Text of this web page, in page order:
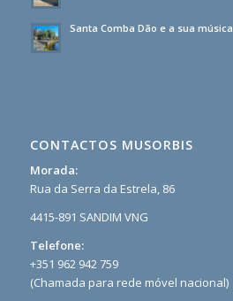
Santa Comba Dão e a sua música
CONTACTOS MUSORBIS
Morada:
Rua da Serra da Estrela, 86
4415-891 SANDIM VNG
Telefone:
+351 962 942 759
(Chamada para rede móvel nacional)